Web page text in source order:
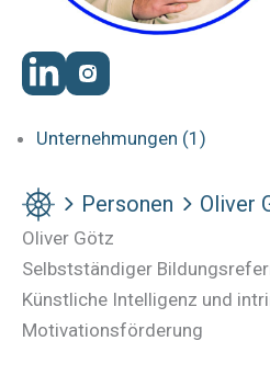
Unternehmungen (1)
Personen Oliver
Oliver Götz
Selbstständiger
Künstliche Intelligenz und
Motivationsförderung